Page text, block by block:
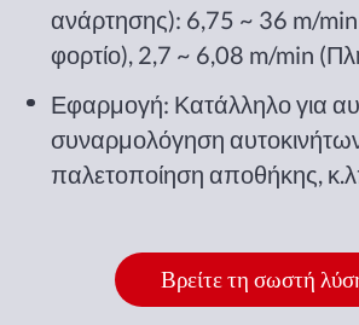
ανάρτησης): 6,75 ~ 36 m/
φορτίο), 2,7 ~ 6,08 m/min
Εφαρμογή: Κατάλληλο για
συναρμολόγηση
παλετοποίηση αποθήκης,
Βρείτε τη σωστή